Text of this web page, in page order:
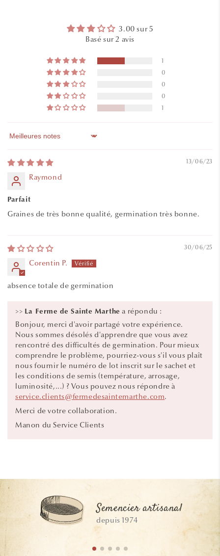
3.00 sur 5
Basé sur 2 avis
1
0
0
0
1
Sort by
13/06/23
Raymond
Parfait
Graines de très bonne qualité, germination très bonne.
30/06/25
Corentin P.
absence totale de germination
>> La Ferme de Sainte Marthe a répondu :
Bonjour, merci d'avoir partagé votre expérience.
Nous sommes désolés d'apprendre que vous avez
rencontré des difficultés de germination. Pour mieux
comprendre le problème, pourriez-vous s'il vous plaît
nous fournir le numéro de lot inscrit sur le sachet et
les conditions de semis (température, arrosage,
luminosité,...) ? Vous pouvez nous répondre à
service.clients@fermedesaintemarthe.com.
Merci de votre collaboration.
Manon du Service Clients
Semencier artisanal
depuis 1974